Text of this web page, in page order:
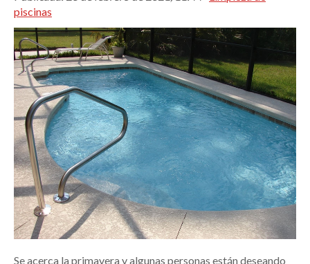
piscinas
Se acerca la primavera y algunas personas están deseando